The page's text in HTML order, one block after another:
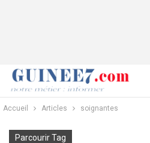
Accueil Articles soignantes
Parcourir Tag